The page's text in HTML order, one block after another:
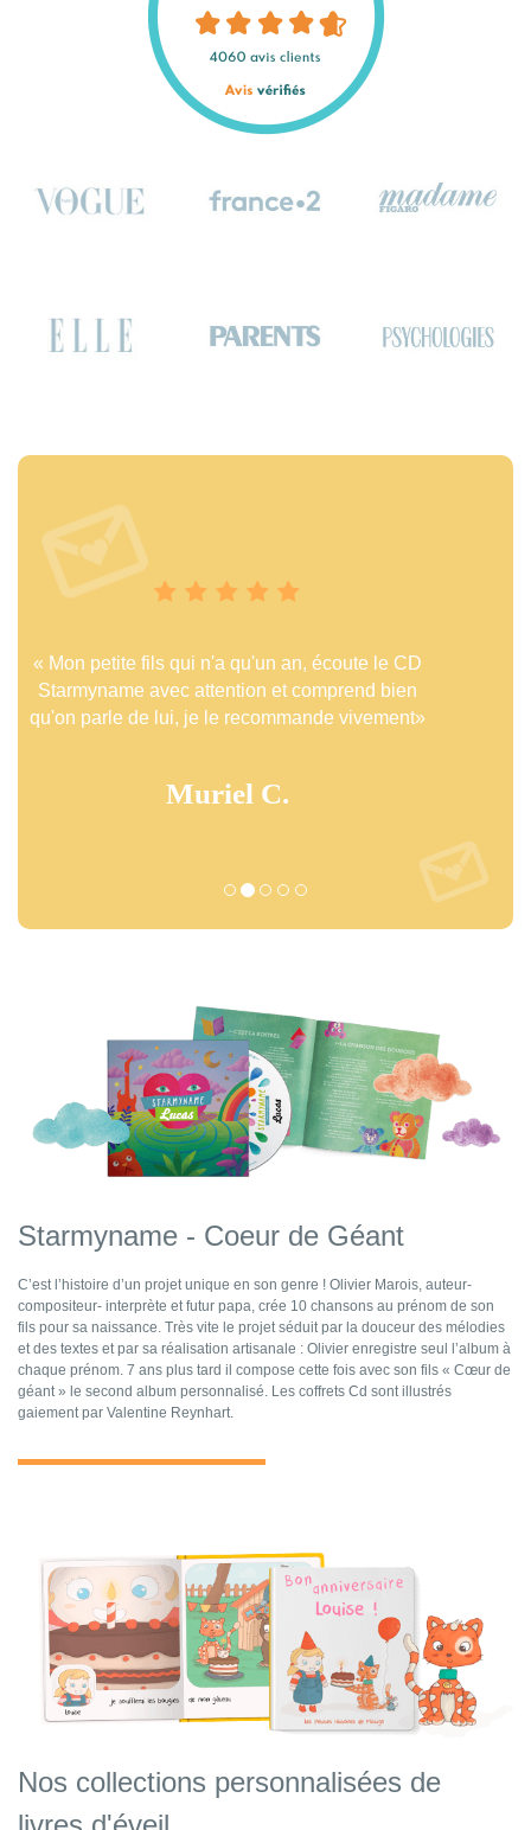
« Super idée personnalisée, super produit et
quelle diversité !! »
Adeline F.
Starmyname - Coeur de Géant
C’est l’histoire d’un projet unique en son genre ! Olivier Marois, auteur-
compositeur- interprète et futur papa, crée 10 chansons au prénom de son
fils pour sa naissance. Très vite le projet séduit par la douceur des mélodies
et des textes et par sa réalisation artisanale : Olivier enregistre seul l’album à
chaque prénom. 7 ans plus tard il compose cette fois avec son fils « Cœur de
géant » le second album personnalisé. Les coffrets Cd sont illustrés
gaiement par Valentine Reynhart.
Nos collections personnalisées de